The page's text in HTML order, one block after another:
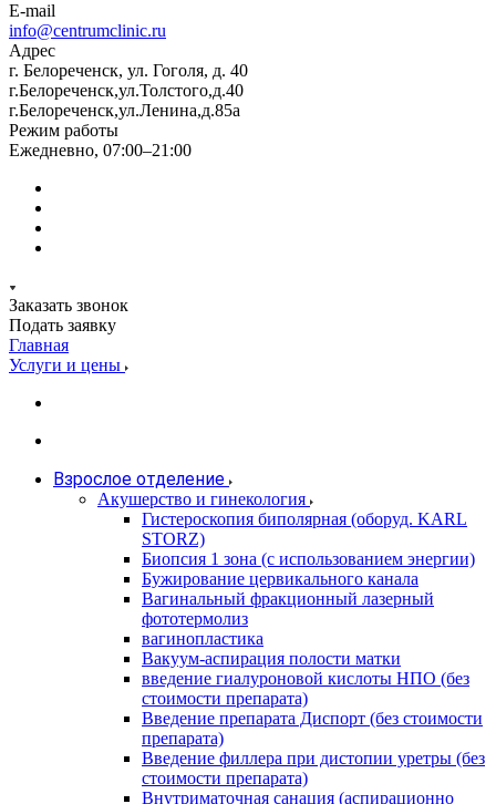
E-mail
info@centrumclinic.ru
Адрес
г. Белореченск, ул. Гоголя, д. 40
г.Белореченск,ул.Толстого,д.40
г.Белореченск,ул.Ленина,д.85а
Режим работы
Ежедневно, 07:00–21:00
Заказать звонок
Подать заявку
Главная
Услуги и цены
Взрослое отделение
Акушерство и гинекология
Гистероскопия биполярная (оборуд. KARL
STORZ)
Биопсия 1 зона (с использованием энергии)
Бужирование цервикального канала
Вагинальный фракционный лазерный
фототермолиз
вагинопластика
Вакуум-аспирация полости матки
введение гиалуроновой кислоты НПО (без
стоимости препарата)
Введение препарата Диспорт (без стоимости
препарата)
Введение филлера при дистопии уретры (без
стоимости препарата)
Внутриматочная санация (аспирационно